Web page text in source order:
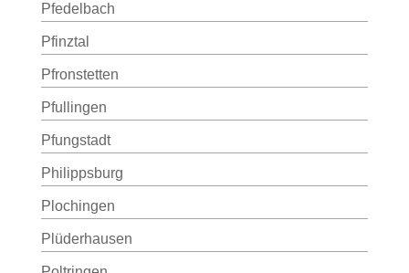
Pfedelbach
Pfinztal
Pfronstetten
Pfullingen
Pfungstadt
Philippsburg
Plochingen
Plüderhausen